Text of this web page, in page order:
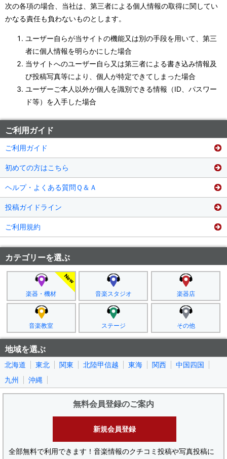
次の各項の場合、当社は、第三者による個人情報の取得に関してい
かなる責任も負わないものとします。
ユーザー自らが当サイトの機能又は別の手段を用いて、第三
者に個人情報を明らかにした場合
当サイトへのユーザー自ら又は第三者による書き込み情報及
び投稿写真等により、個人が特定できてしまった場合
ユーザーご本人以外が個人を識別できる情報（ID、パスワー
ド等）を入手した場合
ご利用ガイド
ご利用ガイド
初めての方はこちら
ヘルプ・よくある質問Ｑ＆Ａ
投稿ガイドライン
ご利用規約
カテゴリーを選ぶ
楽器・機材 音楽スタジオ 楽器店
音楽教室 ステージ その他
地域を選ぶ
北海道 東北 関東 北陸甲信越 東海 関西
中国四国
九州
沖縄
無料会員登録のご案内
新規会員登録
全部無料で利用できます！音楽情報のクチコミ投稿や写真投稿に